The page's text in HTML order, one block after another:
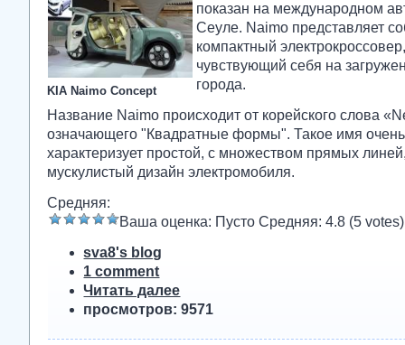
KIA Naimo Concept
показан на международном
Сеуле. Naimo представляет
компактный
чувствующий себя на
города.
Название Naimo происходит от корейского слова
означающего "Квадратные формы". Такое имя
характеризует простой, с множеством прямых
мускулистый дизайн электромобиля.
Средняя:
Ваша оценка: Пусто Средняя:4.8 (5 votes)
sva8's blog
1 comment
Читать далее
просмотров: 9571